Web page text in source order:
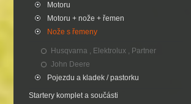
Motoru
Motoru + nože + řemen
Nože s řemeny
Husqvarna , Elektrolux , Partner
John Deere
Pojezdu a kladek / pastorku
Startery komplet a součásti